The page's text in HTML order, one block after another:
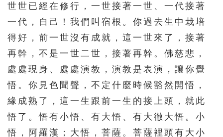
世世已經在修行，一世接著一世、一代接著
一代，自己！我們叫宿根。你過去生中栽培
得好，前一世沒有成就，這一世來了，接著
再幹，不是一世二世，接著再幹。佛慈悲，
處處現身、處處演教，演教是表演，讓你覺
悟。你見色聞聲，不定什麼時候豁然開悟，
緣成熟了，這一生跟前一生的接上頭，就此
悟了。悟有小悟、有大悟、有大徹大悟。小
悟，阿羅漢；大悟，菩薩。菩薩裡頭有大小